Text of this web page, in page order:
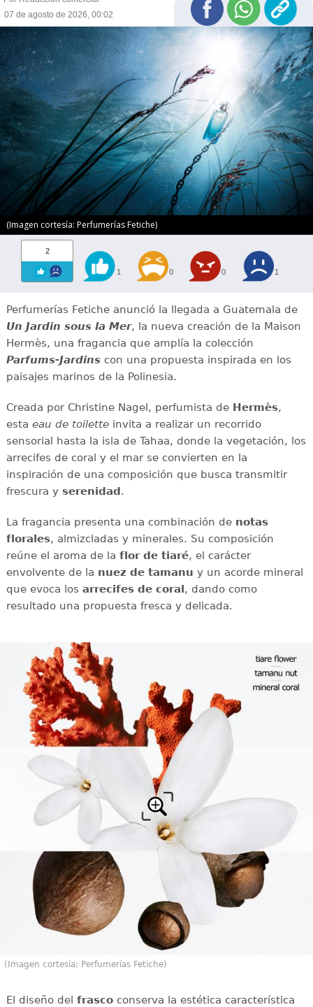
07 de agosto de 2026, 00:02
(Imagen cortesía: Perfumerías Fetiche)
2
1 0 0 1
Perfumerías Fetiche anunció la llegada a Guatemala de
Un Jardin sous la Mer, la nueva creación de la Maison
Hermès, una fragancia que amplía la colección
Parfums-Jardinscon una propuesta inspirada en los
paisajes marinos de la Polinesia.
Creada por Christine Nagel, perfumista de Hermès,
esta eau de toiletteinvita a realizar un recorrido
sensorial hasta la isla de Tahaa, donde la vegetación, los
arrecifes de coral y el mar se convierten en la
inspiración de una composición que busca transmitir
frescura y serenidad.
La fragancia presenta una combinación de notas
florales, almizcladas y minerales. Su composición
reúne el aroma de la flor de tiaré, el carácter
envolvente de la nuez de tamanu y un acorde mineral
que evoca los arrecifes de coral, dando como
resultado una propuesta fresca y delicada.
(Imagen cortesía: Perfumerías Fetiche)
El diseño del frascoconserva la estética característica